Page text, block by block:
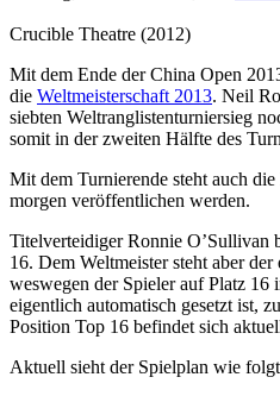
Crucible Theatre (2012)
Mit dem Ende der China Open
die Weltmeisterschaft 2013. Neil
siebten Weltranglistenturniersieg
somit in der zweiten Hälfte des
Mit dem Turnierende steht auch
morgen veröffentlichen werden.
Titelverteidiger Ronnie O’Sullivan
16. Dem Weltmeister steht aber
weswegen der Spieler auf Platz 16
eigentlich automatisch gesetzt ist,
Position Top 16 befindet sich
Aktuell sieht der Spielplan wie folgt